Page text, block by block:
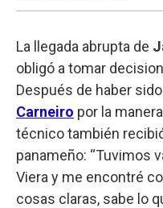
La llegada abrupta de
obligó a tomar
Después de haber
Carneiro por la
técnico también
panameño: “Tuvimos
Viera y me encontré
cosas claras, sabe lo